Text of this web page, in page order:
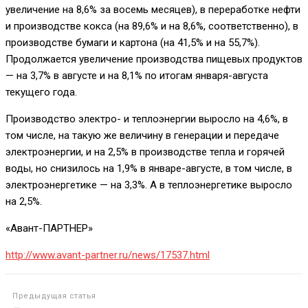
увеличение на 8,6% за восемь месяцев), в переработке нефти
и производстве кокса (на 89,6% и на 8,6%, соответственно), в
производстве бумаги и картона (на 41,5% и на 55,7%).
Продолжается увеличение производства пищевых продуктов
— на 3,7% в августе и на 8,1% по итогам января-августа
текущего года.
Производство электро- и теплоэнергии выросло на 4,6%, в
том числе, на такую же величину в генерации и передаче
электроэнергии, и на 2,5% в производстве тепла и горячей
воды, но снизилось на 1,9% в январе-августе, в том числе, в
электроэнергетике — на 3,3%. А в теплоэнергетике выросло
на 2,5%.
«Авант-ПАРТНЕР»
http://www.avant-partner.ru/news/17537.html
Предыдущая статья